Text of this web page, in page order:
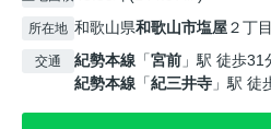
所在地 和歌山県和歌山市塩屋２丁目
交通 紀勢本線 「宮前 」駅 徒歩31
紀勢本線 「紀三井寺 」駅 徒